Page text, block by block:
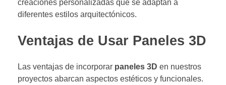
creaciones personalizadas que se adaptan a
diferentes estilos arquitectónicos.
Ventajas de Usar Paneles 3D
Las ventajas de incorporar paneles 3D en nuestros
proyectos abarcan aspectos estéticos y funcionales.